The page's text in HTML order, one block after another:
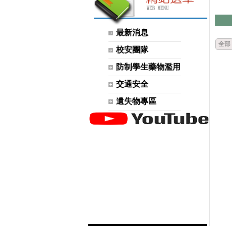
最新消息
校安團隊
防制學生藥物濫用
交通安全
遺失物專區
全部